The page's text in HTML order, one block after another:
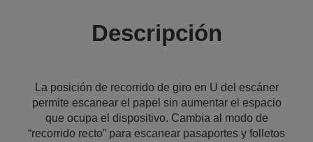
Descripción
La posición de recorrido de giro en U del escáner
permite escanear el papel sin aumentar el espacio
que ocupa el dispositivo. Cambia al modo de
“recorrido recto” para escanear pasaportes y folletos